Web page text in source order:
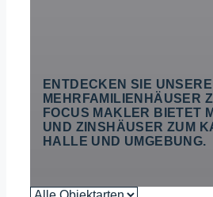
ENTDECKEN SIE
MEHRFAMILIENHÄUSER
FOCUS MAKLER BIETET
UND ZINSHÄUSER ZUM
HALLE UND UMGEBUNG.